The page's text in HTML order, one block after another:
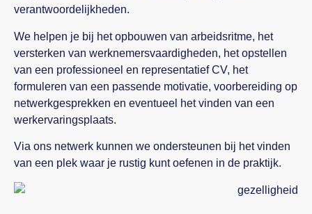
verantwoordelijkheden.
We helpen je bij het opbouwen van arbeidsritme, het
versterken van werknemersvaardigheden, het opstellen
van een professioneel en representatief CV, het
formuleren van een passende motivatie, voorbereiding op
netwerkgesprekken en eventueel het vinden van een
werkervaringsplaats.
Via ons netwerk kunnen we ondersteunen bij het vinden
van een plek waar je rustig kunt oefenen in de praktijk.